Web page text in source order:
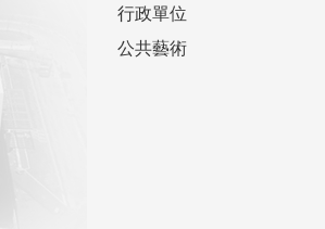
行政單位
公共藝術